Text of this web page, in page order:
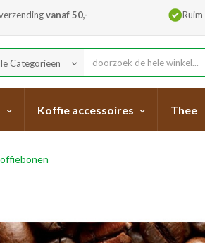
vanaf 50,- Ruim
Categorieën keyboard_arrow_down
Koffie accessoires Thee